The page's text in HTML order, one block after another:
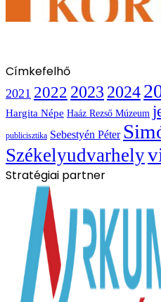
Címkefelhő
2021 2022 2023 2024
Hargita Népe Haáz Rezső Múzeum
publicisztika Sebestyén Péter
Székelyudvarhely
Stratégiai partner